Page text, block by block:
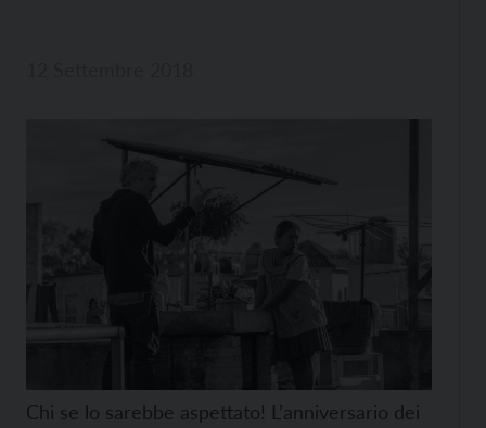
Chi se lo sarebbe aspettato! L’anniversario dei